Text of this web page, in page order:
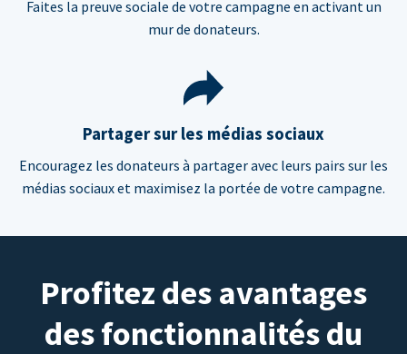
Faites la preuve sociale de votre campagne en activant un
mur de donateurs.
Partager sur les médias sociaux
Encouragez les donateurs à partager avec leurs pairs sur les
médias sociaux et maximisez la portée de votre campagne.
Profitez des avantages
des fonctionnalités du